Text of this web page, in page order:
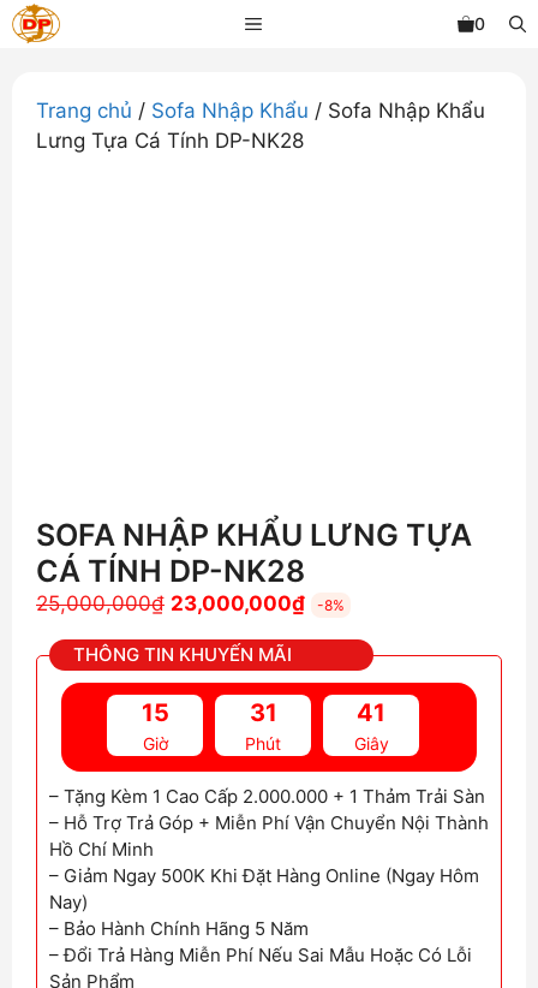
Chuyển
đến
dung
MENU 0
Trang chủ / Sofa Nhập Khẩu / Sofa Nhập Khẩu
Lưng Tựa Cá Tính DP-NK28
SOFA NHẬP KHẨU LƯNG TỰA
CÁ TÍNH DP-NK28
25,000,000₫ Giá
là:
25,000,000₫.
23,000,000₫Giá
là:
23,000,000₫.
-8%
THÔNG TIN KHUYẾN MÃI
15
Giờ
31
Phút
40
Giây
– Tặng Kèm 1 Cao Cấp 2.000.000 + 1 Thảm Trải Sàn
– Hỗ Trợ Trả Góp + Miễn Phí Vận Chuyển Nội Thành
Hồ Chí Minh
– Giảm Ngay 500K Khi Đặt Hàng Online (Ngay Hôm
Nay)
– Bảo Hành Chính Hãng 5 Năm
– Đổi Trả Hàng Miễn Phí Nếu Sai Mẫu Hoặc Có Lỗi
Sản Phẩm